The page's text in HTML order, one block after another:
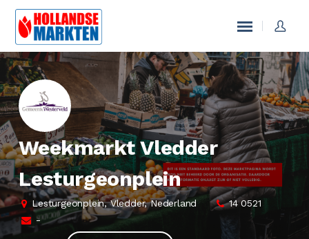
Weekmarkt Vledder
Lesturgeonplein
Lesturgeonplein, Vledder, Nederland
14 0521
-